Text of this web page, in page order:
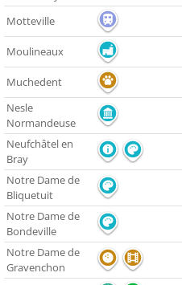
Motteville
Moulineaux
Muchedent
Nesle
Normandeuse
Neufchâtel en
Bray
Notre Dame de
Bliquetuit
Notre Dame de
Bondeville
Notre Dame de
Gravenchon